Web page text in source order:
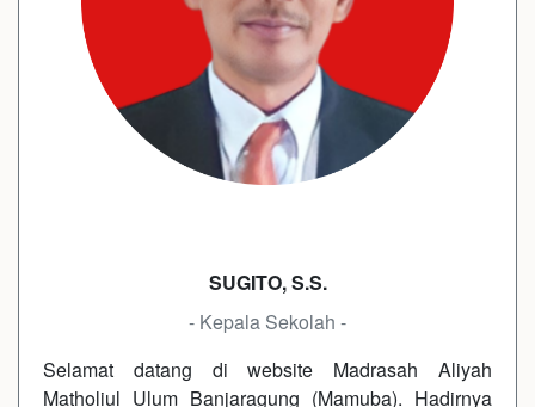
SUGITO, S.S.
- Kepala Sekolah -
Selamat datang di website Madrasah Aliyah
Matholiul Ulum Banjaragung (Mamuba). Hadirnya